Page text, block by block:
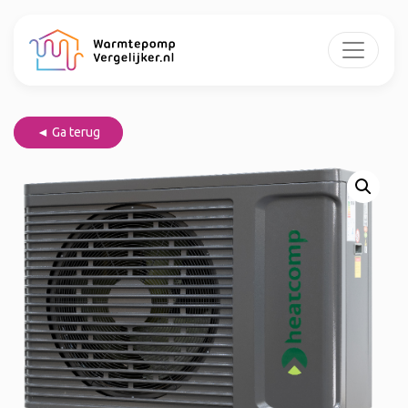
◄ Ga terug